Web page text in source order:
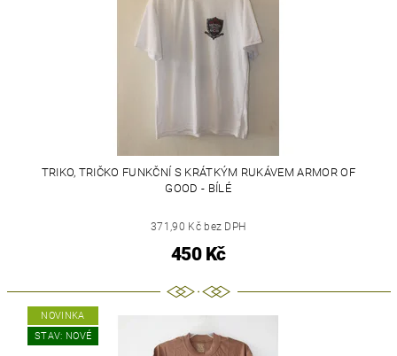
TRIKO, TRIČKO FUNKČNÍ S KRÁTKÝM RUKÁVEM ARMOR OF
GOOD - BÍLÉ
371,90 Kč bez DPH
450 Kč
NOVINKA
STAV: NOVÉ